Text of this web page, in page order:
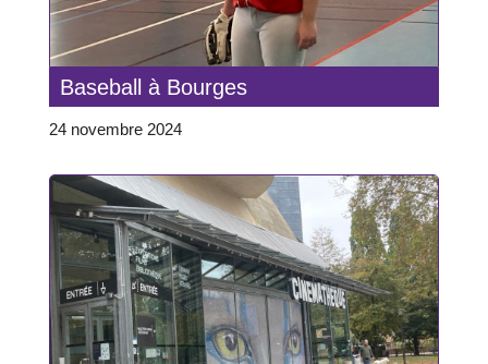
Baseball à Bourges
24 novembre 2024